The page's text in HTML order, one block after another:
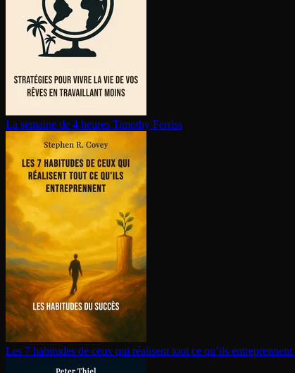
La semaine de 4 heures Timothy Ferriss
Les 7 habitudes de ceux qui réalisent tout ce qu’ils en­tre­prennent